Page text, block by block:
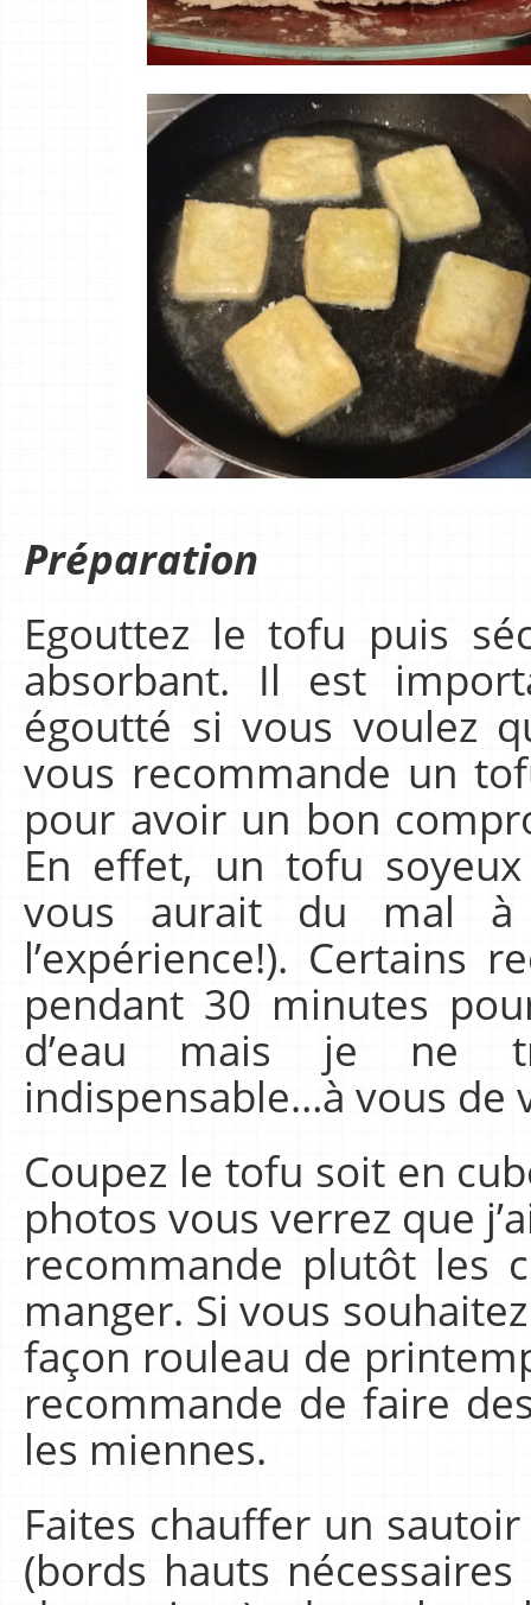
Préparation
Egouttez le tofu puis
absorbant. Il est
égoutté si vous voulez
vous recommande un
pour avoir un bon
En effet, un tofu
vous aurait du mal
l’expérience!). Certains
pendant 30 minutes
d’eau mais je ne
indispensable…à vous de
Coupez le tofu soit en
photos vous verrez que
recommande plutôt les
manger. Si vous
façon rouleau de
recommande de faire
les miennes.
Faites chauffer un
(bords hauts